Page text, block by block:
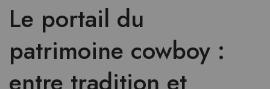
Le portail du
patrimoine cowboy :